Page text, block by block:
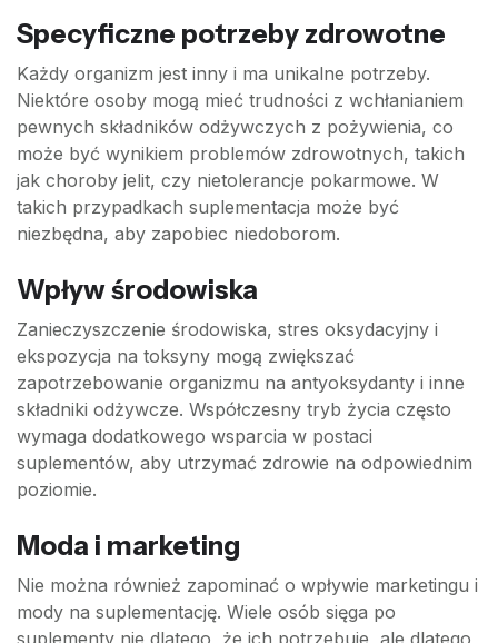
Specyficzne potrzeby zdrowotne
Każdy organizm jest inny i ma unikalne potrzeby.
Niektóre osoby mogą mieć trudności z wchłanianiem
pewnych składników odżywczych z pożywienia, co
może być wynikiem problemów zdrowotnych, takich
jak choroby jelit, czy nietolerancje pokarmowe. W
takich przypadkach suplementacja może być
niezbędna, aby zapobiec niedoborom.
Wpływ środowiska
Zanieczyszczenie środowiska, stres oksydacyjny i
ekspozycja na toksyny mogą zwiększać
zapotrzebowanie organizmu na antyoksydanty i inne
składniki odżywcze. Współczesny tryb życia często
wymaga dodatkowego wsparcia w postaci
suplementów, aby utrzymać zdrowie na odpowiednim
poziomie.
Moda i marketing
Nie można również zapominać o wpływie marketingu i
mody na suplementację. Wiele osób sięga po
suplementy nie dlatego, że ich potrzebuje, ale dlatego,